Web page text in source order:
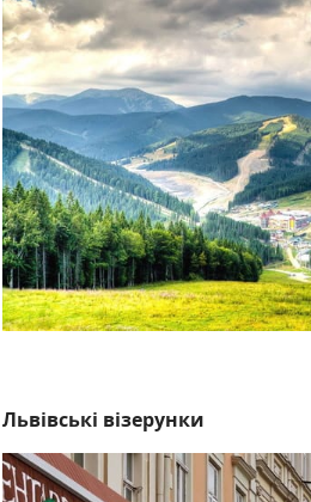
Львівські візерунки